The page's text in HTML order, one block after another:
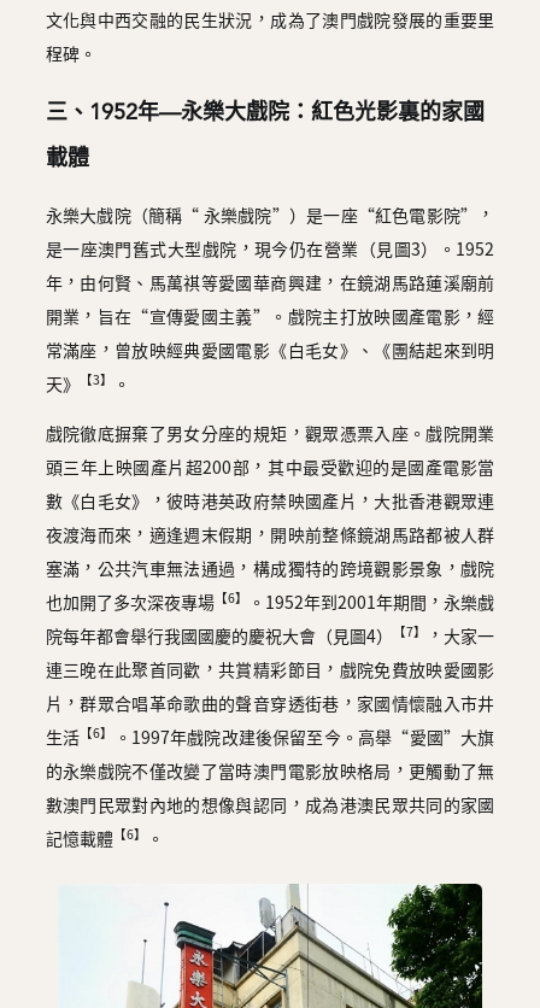
文化與中西交融的民生狀況，成為了澳門戲院發展的重要里
程碑。
三、1952年—永樂大戲院：紅色光影裏的家國
載體
永樂大戲院（簡稱“ 永樂戲院”）是一座“紅色電影院”，
是一座澳門舊式大型戲院，現今仍在營業（見圖3）。1952
年，由何賢、馬萬祺等愛國華商興建，在鏡湖馬路蓮溪廟前
開業，旨在“宣傳愛國主義”。戲院主打放映國產電影，經
常滿座，曾放映經典愛國電影《白毛女》、《團結起來到明
天》
【3】 。
戲院徹底摒棄了男女分座的規矩，觀眾憑票入座。戲院開業
頭三年上映國產片超200部，其中最受歡迎的是國產電影當
數《白毛女》，彼時港英政府禁映國產片，大批香港觀眾連
夜渡海而來，適逢週末假期，開映前整條鏡湖馬路都被人群
塞滿，公共汽車無法通過，構成獨特的跨境觀影景象，戲院
也加開了多次深夜專場 【6】
。1952年到2001年期間，永樂戲
院每年都會舉行我國國慶的慶祝大會（見圖4）
【7】
，大家一
連三晚在此聚首同歡，共賞精彩節目，戲院免費放映愛國影
片，群眾合唱革命歌曲的聲音穿透街巷，家國情懷融入市井
生活 【6】
。1997年戲院改建後保留至今。高舉“愛國”大旗
的永樂戲院不僅改變了當時澳門電影放映格局，更觸動了無
數澳門民眾對內地的想像與認同，成為港澳民眾共同的家國
記憶載體 【6】 。